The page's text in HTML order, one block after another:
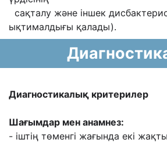
сақталу жəне іншек
ықтималдығы қалады).
Диагностикалық критерилер
Шағымдар мен анамнез:
- іштің төменгі жағында екі